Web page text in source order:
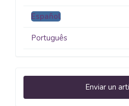
Español
Português
Enviar
un
Enviar un